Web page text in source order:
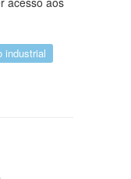
industrial